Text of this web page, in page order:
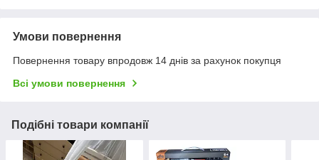
Умови повернення
Повернення товару впродовж 14 днів за рахунок покупця
Всі умови повернення
Подібні товари компанії